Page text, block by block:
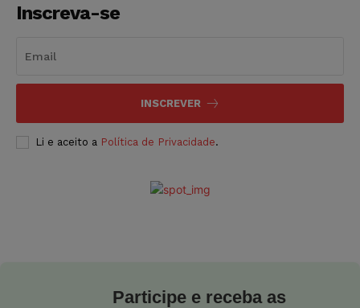
Inscreva-se
INSCREVER
Li e aceito a Política de Privacidade.
Participe e receba as